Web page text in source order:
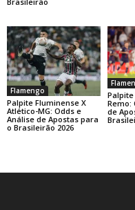
Flamengo
Palpite Fluminense X
Atlético-MG: Odds e
Análise de Apostas para
o Brasileirão 2026
Remo:
de